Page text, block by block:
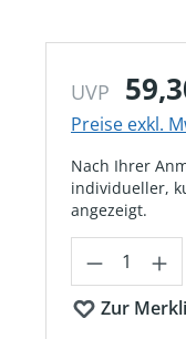
UVP
Preise exkl.
Nach Ihrer
individueller,
angezeigt.
Produkt
Zur